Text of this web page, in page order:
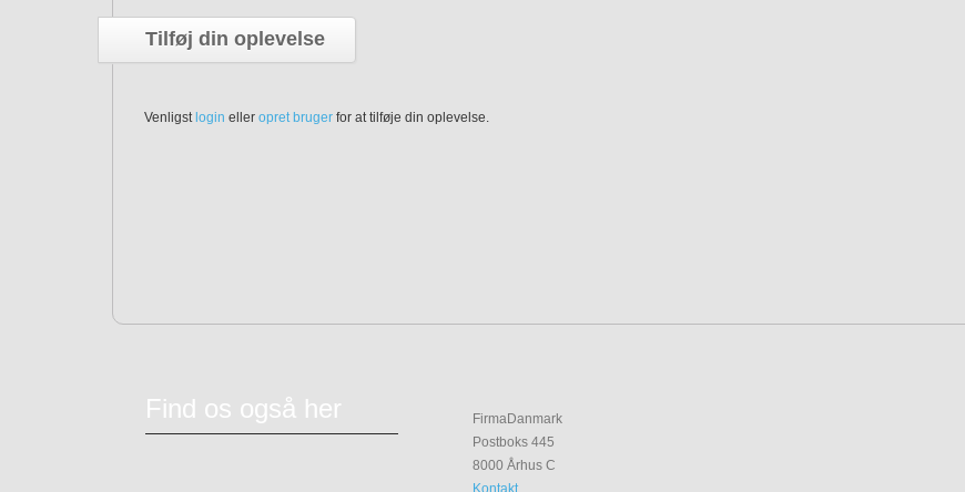
Tilføj din oplevelse
Venligst login eller opret bruger for at tilføje din oplevelse.
Find os også her
FirmaDanmark
Postboks 445
8000 Århus C
Kontakt